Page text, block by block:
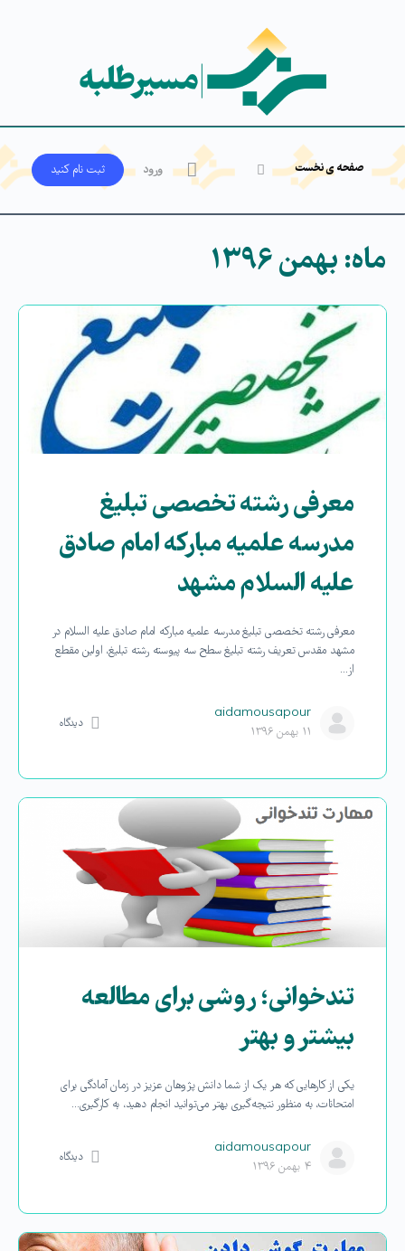
صفحه ی نخست ورود ثبت‌ نام کنید
ماه:بهمن ۱۳۹۶
معرفی رشته تخصصی تبلیغ
مدرسه علمیه مبارکه امام صادق
علیه السلام مشهد
معرفی رشته تخصصی تبلیغ مدرسه علمیه مبارکه امام صادق علیه السلام در
مشهد مقدس تعریف رشته تبلیغ سطح سه پیوسته رشته تبلیغ، اولین مقطع
از…
aidamousapour
۱۱ بهمن ۱۳۹۶
دیدگاه
تندخوانی؛ روشی برای مطالعه
بیشتر و بهتر
یکی از کارهایی که هر یک از شما دانش پژوهان عزیز در زمان آمادگی برای
امتحانات، به منظور نتیجه‌گیری بهتر می‌توانید انجام دهید، به کارگیری…
aidamousapour
۴ بهمن ۱۳۹۶
دیدگاه